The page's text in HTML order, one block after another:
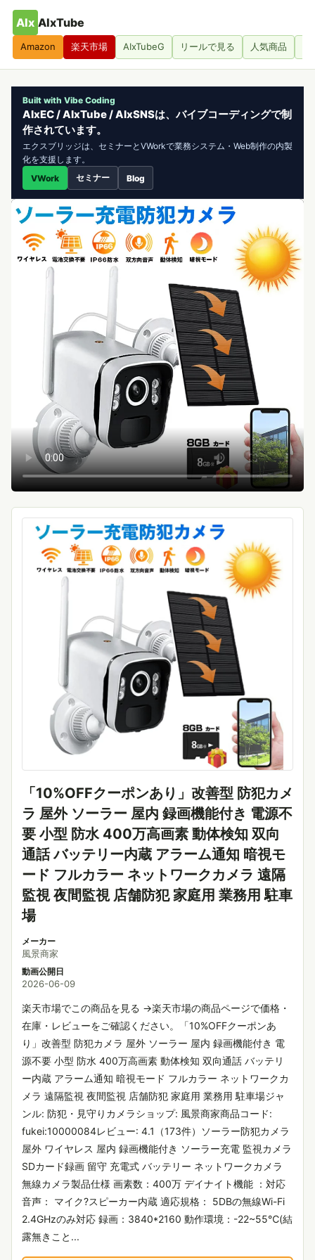
AIx AIxTube
Amazon 楽天市場 AIxTubeG リールで見る 人気商品
Built with Vibe Coding
AIxEC / AIxTube / AIxSNSは、バイブコーディングで制
作されています。
エクスブリッジは、セミナーとVWorkで業務システム・Web制作の内製
化を支援します。
VWork
セミナー Blog
「10%OFFクーポンあり」改善型 防犯カメ
ラ 屋外 ソーラー 屋内 録画機能付き 電源不
要 小型 防水 400万高画素 動体検知 双向
通話 バッテリー内蔵 アラーム通知 暗視モ
ード フルカラー ネットワークカメラ 遠隔
監視 夜間監視 店舗防犯 家庭用 業務用 駐車
場
メーカー
風景商家
動画公開日
2026-06-09
楽天市場でこの商品を見る →楽天市場の商品ページで価格・
在庫・レビューをご確認ください。「10%OFFクーポンあ
り」改善型 防犯カメラ 屋外 ソーラー 屋内 録画機能付き 電
源不要 小型 防水 400万高画素 動体検知 双向通話 バッテリ
ー内蔵 アラーム通知 暗視モード フルカラー ネットワークカ
メラ 遠隔監視 夜間監視 店舗防犯 家庭用 業務用 駐車場ジャ
ンル: 防犯・見守りカメラショップ: 風景商家商品コード:
fukei:10000084レビュー: 4.1（173件）ソーラー防犯カメラ
屋外 ワイヤレス 屋内 録画機能付き ソーラー充電 監視カメラ
SDカード録画 留守 充電式 バッテリー ネットワークカメラ
無線カメラ製品仕様 画素数：400万 デイナイト機能 ：対応
音声： マイク?スピーカー内蔵 適応規格： 5DBの無線Wi-Fi
2.4GHzのみ対応 録画：3840*2160 動作環境：-22~55℃(結
露無きこと...